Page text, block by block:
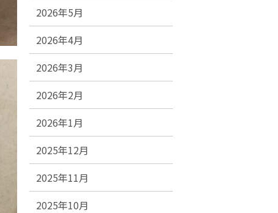
2026年5月
2026年4月
2026年3月
2026年2月
2026年1月
2025年12月
2025年11月
2025年10月